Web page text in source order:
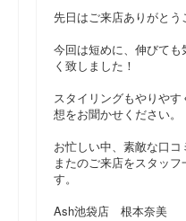
先日はご来店ありがとう
今回は短めに、伸びて
く致しました！
スタイリングもやりや
想をお聞かせください。
お忙しい中、素敵な口コ
またのご来店をスタッ
す。
Ash池袋店 根本奈美